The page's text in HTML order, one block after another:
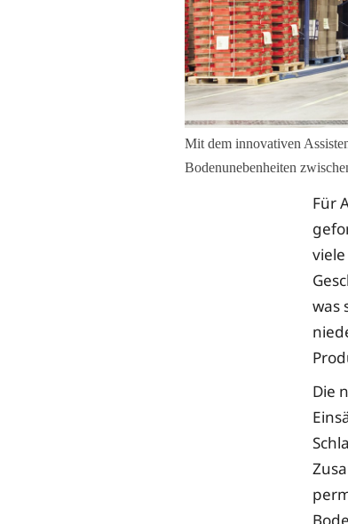
Mit dem innovativen
Bodenunebenheiten
Für
was
Die